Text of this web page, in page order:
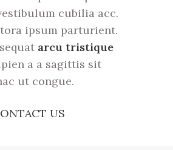
cubilia acc.
ipsum parturient.
arcu tristique
a a sagittis sit
ut congue.
US